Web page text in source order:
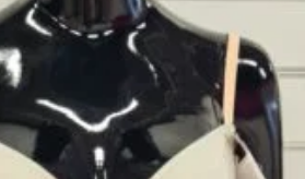
soovinimekirja